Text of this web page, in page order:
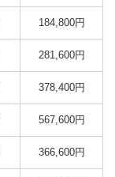
184,800円
281,600円
378,400円
567,600円
366,600円